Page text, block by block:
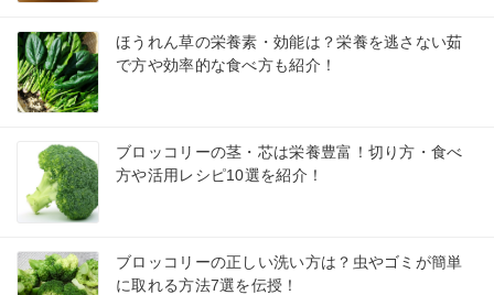
ほうれん草の栄養素・効能は？栄養を逃さない茹
で方や効率的な食べ方も紹介！
ブロッコリーの茎・芯は栄養豊富！切り方・食べ
方や活用レシピ10選を紹介！
ブロッコリーの正しい洗い方は？虫やゴミが簡単
に取れる方法7選を伝授！